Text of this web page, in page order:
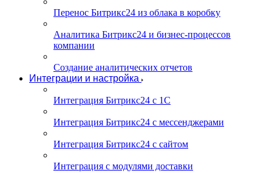
Перенос Битрикс24 из облака в коробку
Аналитика Битрикс24 и бизнес-процессов
компании
Создание аналитических отчетов
Интеграции и настройка
Интеграция Битрикс24 с 1С
Интеграция Битрикс24 с мессенджерами
Интеграция Битрикс24 с сайтом
Интеграция с модулями доставки